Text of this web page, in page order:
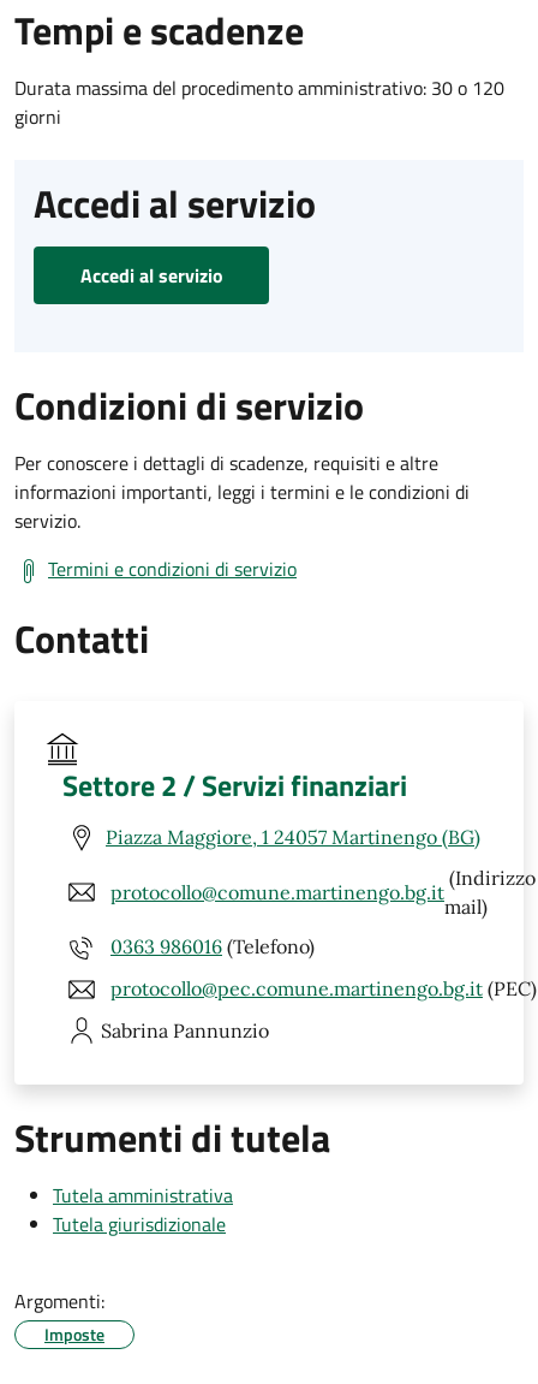
Tempi e scadenze
Durata massima del procedimento amministrativo: 30 o 120
giorni
Accedi al servizio
Accedi al servizio
Condizioni di servizio
Per conoscere i dettagli di scadenze, requisiti e altre
informazioni importanti, leggi i termini e le condizioni di
servizio.
Termini e condizioni di servizio
Contatti
Settore 2 / Servizi finanziari
Piazza Maggiore, 1 24057 Martinengo (BG)
protocollo@comune.martinengo.bg.it
(Indirizzo
mail)
0363 986016 (Telefono)
protocollo@pec.comune.martinengo.bg.it (PEC)
Sabrina Pannunzio
Strumenti di tutela
Tutela amministrativa
Tutela giurisdizionale
Argomenti:
Imposte